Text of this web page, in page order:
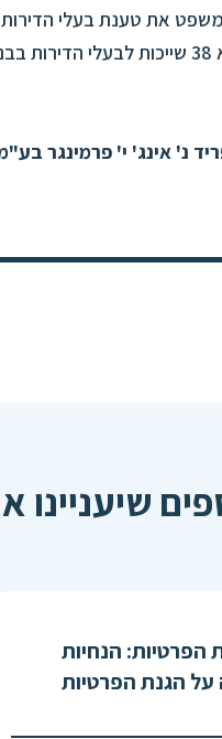
את טענת בעלי
נ' אינג' י' פרמינגר
שיעניינו
הפרטיות: הנחיות
על הגנת הפרטיות